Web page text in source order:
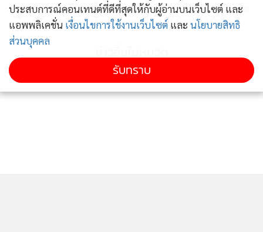
4
"ปวีณา"นำสามีร้องขอความเป็นธรรมให้ภรรยาวัย35เสีย
ชีวิตจากการผ่าตัดคลอดลูก-จี้ รพ.รับผิดชอบเยียวยา
ประสบการณ์คอนเทนต์ที่ดีที่สุดให้กับผู้อ่านบนเว็บไซต์ และ
แอพพลิเคชั่น เงื่อนไขการใช้งานเว็บไซต์ และ นโยบายสิทธิ
ส่วนบุคคล
รับทราบ